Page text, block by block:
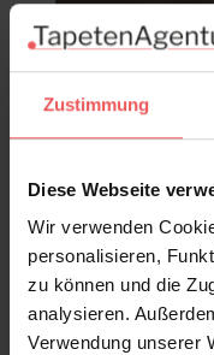
Zustimmung
Diese Webseite
Wir verwenden
personalisieren,
zu können und die
analysieren.
Verwendung unserer